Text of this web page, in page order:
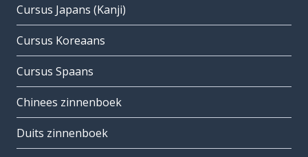
Cursus Japans (Kanji)
Cursus Koreaans
Cursus Spaans
Chinees zinnenboek
Duits zinnenboek